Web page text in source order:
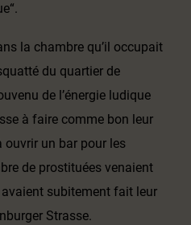
la chambre qu’il occupait
du quartier de
de l’énergie ludique
à faire comme bon leur
ouvrir un bar pour les
de prostituées venaient
avaient subitement fait leur
Strasse.